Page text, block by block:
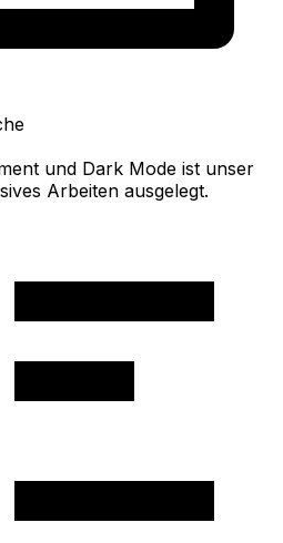
und Dark Mode ist unser
Arbeiten ausgelegt.